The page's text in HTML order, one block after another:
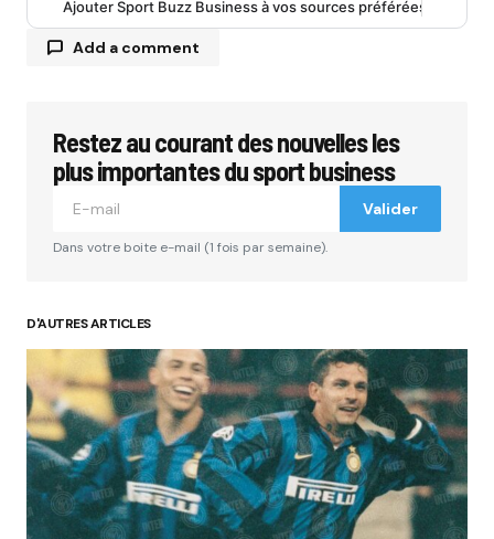
Ajouter Sport Buzz Business à vos sources préférées
Add a comment
Votre adresse e-mail ne sera pas publiée.Les
champs obligatoires sont indiqués avec*
Your Name*
Your E-mail*
Submit Comment
Restez au courant des nouvelles les
plus importantes du sport business
Valider
Dans votre boite e-mail (1 fois par semaine).
D'AUTRES ARTICLES